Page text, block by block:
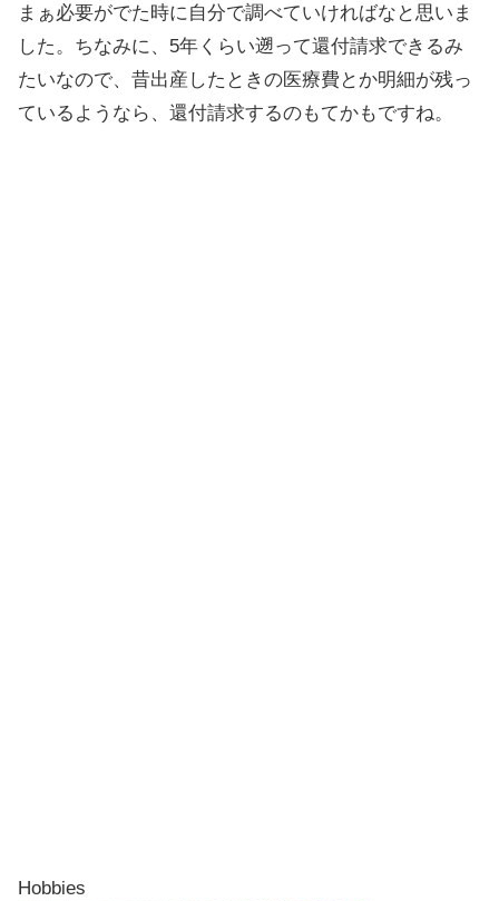
まぁ必要がでた時に自分で調べていければなと思いま
した。ちなみに、5年くらい遡って還付請求できるみ
たいなので、昔出産したときの医療費とか明細が残っ
ているようなら、還付請求するのもてかもですね。
Hobbies